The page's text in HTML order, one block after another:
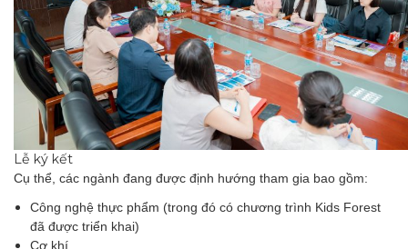
Lễ ký kết
Cụ thể, các ngành đang được định hướng tham gia bao gồm:
Công nghệ thực phẩm (trong đó có chương trình Kids Forest
đã được triển khai)
Cơ khí